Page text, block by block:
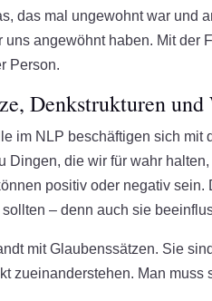
das mal ungewohnt war und
uns angewöhnt haben. Mit der
Person.
Denkstrukturen und
im NLP beschäftigen sich
Dingen, die wir für wahr
positiv oder negativ
– denn auch sie
mit Glaubenssätzen. Sie
zueinanderstehen. Man